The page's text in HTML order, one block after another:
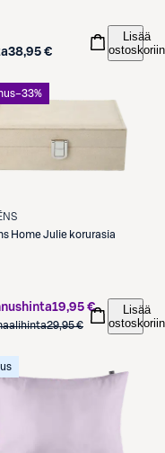
38,95 €
Lisää
ostoskoriin
−33%
Home Julie korurasia
19,95 €
29,95 €
Lisää
ostoskoriin